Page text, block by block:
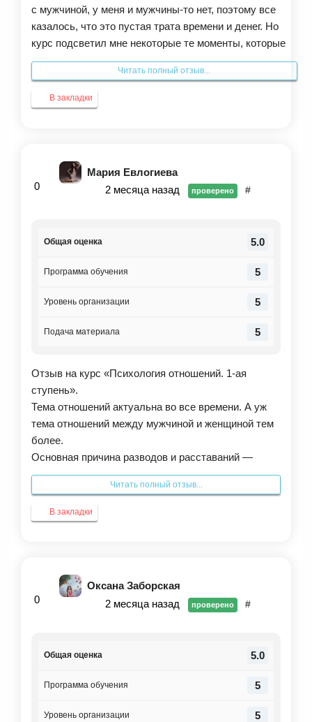
с мужчиной, у меня и мужчины-то нет, поэтому все
казалось, что это пустая трата времени и денег. Но
курс подсветил мне некоторые те моменты, которые
оказались очень важными даже не для отношений, а
для самореализации. После курса появилось больше
смелости быть собой, больше опоры на себя. Стало
понятнее, что со мной все нормально, ушло
так, и я вижу внимание мужчин, но мне важно быть не
только выбранной, но и выбрать само. Курс
возвращает свободу от предрассудков и уверенность
Читать полный отзыв...
В закладки
0
Мария Евлогиева
2 месяца назад
проверено #
5.0
Общая оценка
5
Программа обучения
5
Уровень организации
5
Подача материала
Отзыв на курс «Психология отношений. 1-ая
ступень».
Тема отношений актуальна во все времени. А уж
тема отношений между мужчиной и женщиной тем
более.
Основная причина разводов и расставаний —
эмоциональное отчуждение (финансовые и другие
проблемы — это лишь следствие). Роль родителя
для мужчины сильно связана с браком (вне брака
он как бы выпадает из этой роли). «Точка
партнер»: от отца уйти нельзя. Любовные
треугольники.
Это лишь маленькая толика поднятых на курсе
но зато исцеляюще. А еще «это никого и ничего не
понимание протекающих в психике процессов
Читать полный отзыв...
В закладки
0
Оксана Заборская
2 месяца назад
проверено #
5.0
Общая оценка
5
Программа обучения
5
Уровень организации